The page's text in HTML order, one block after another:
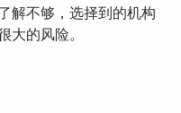
解不够，选择到的机构
大的风险。